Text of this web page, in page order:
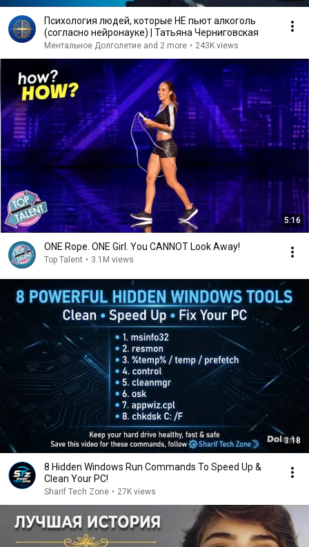
Психология людей, которые НЕ пьют алкоголь
(согласно нейронауке) | Татьяна Черниговская
Ментальное Долголетие and 2 more • 243K views
5:16
ONE Rope. ONE Girl. You CANNOT Look Away!
Top Talent • 3.1M views
3:18
8 Hidden Windows Run Commands To Speed Up &
Clean Your PC!
Sharif Tech Zone • 27K views